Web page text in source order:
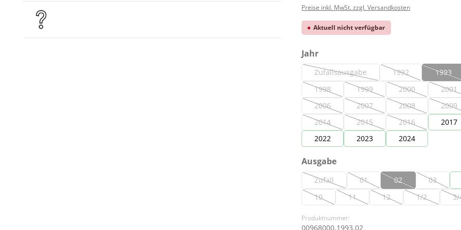
Preise inkl. MwSt. zzgl. Versandkosten
Aktuell nicht verfügbar
Jahrauswählen
Zufallsausgabe
(Diese Option ist zurzeit nicht verfügbar.)
1992
(Diese Option ist
1993
1998
(Diese Option ist zurzeit nicht verfügbar.)
1999
(Diese Option ist zurzeit nicht
2000
(Diese Option ist
2001
2006
(Diese Option ist zurzeit nicht verfügbar.)
2007
(Diese Option ist zurzeit nicht
2008
(Diese Option ist
2009
2014
(Diese Option ist zurzeit nicht verfügbar.)
2015
(Diese Option ist zurzeit nicht
2016
(Diese Option ist
2017
2022
2023 2024
Ausgabeauswählen
Zufall
(Diese Option ist zurzeit nicht verfügbar.)
01
(Diese Option ist zurzeit nicht
02
(Diese Option ist
03
(Diese
10
(Diese Option ist zurzeit nicht verfügbar.)
11
(Diese Option ist zurzeit nicht
12
(Diese Option ist zurzeit
1/2
(Diese
3/
Produktnummer:
00968000.1993.02